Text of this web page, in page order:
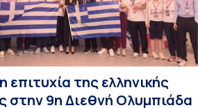
επιτυχία της ελληνικής
στην 9η Διεθνή Ολυμπιάδα